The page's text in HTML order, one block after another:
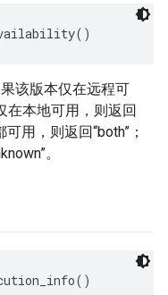
该版本仅在远程可
在本地可用，则返回
用，则返回“both”；
。